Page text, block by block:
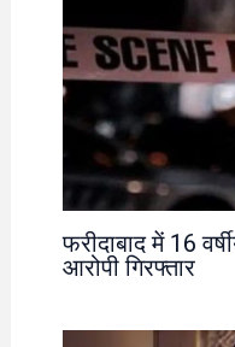
फरीदाबाद में 16
आरोपी गिरफ्तार